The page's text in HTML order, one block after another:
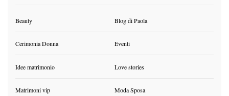
Beauty Blog di Paola
Cerimonia Donna Eventi
Idee matrimonio Love stories
Matrimoni vip Moda Sposa